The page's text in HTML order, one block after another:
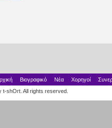
Βιογραφικό Νέα Χορηγοί
shOrt. All rights reserved.